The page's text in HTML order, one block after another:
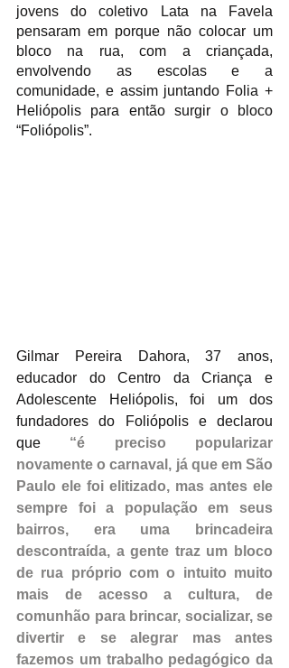
jovens do coletivo Lata na Favela
pensaram em porque não colocar um
bloco na rua, com a criançada,
envolvendo as escolas e a
comunidade, e assim juntando Folia +
Heliópolis para então surgir o bloco
“Foliópolis”.
Gilmar Pereira Dahora, 37 anos,
educador do Centro da Criança e
Adolescente Heliópolis, foi um dos
fundadores do Foliópolis e declarou
que “é preciso popularizar
novamente o carnaval, já que em São
Paulo ele foi elitizado, mas antes ele
sempre foi a população em seus
bairros, era uma brincadeira
descontraída, a gente traz um bloco
de rua próprio com o intuito muito
mais de acesso a cultura, de
comunhão para brincar, socializar, se
divertir e se alegrar mas antes
fazemos um trabalho pedagógico da